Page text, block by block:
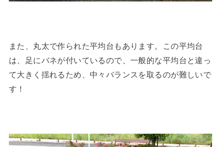
また、丸太で作られた平均台もあります。この平均台
は、足にバネが付いているので、一般的な平均台と違っ
て大きく揺れるため、中々バランスを取るのが難しいで
す！